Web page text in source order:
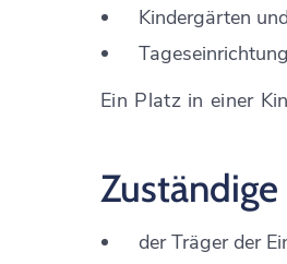
Kindergärten
Ein Platz in einer
der Träger der